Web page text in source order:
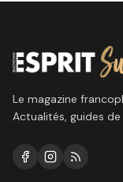
Le magazine
Actualités, guides